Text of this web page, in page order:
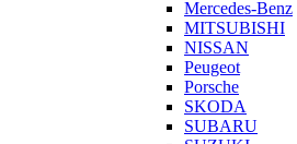
Mercedes-Benz
MITSUBISHI
NISSAN
Peugeot
Porsche
SKODA
SUBARU